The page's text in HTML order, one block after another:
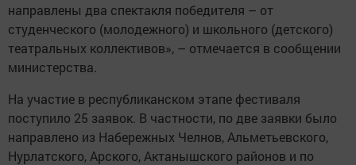
направлены два спектакля победителя – от
студенческого (молодежного) и школьного (детского)
театральных коллективов», – отмечается в сообщении
министерства.
На участие в республиканском этапе фестиваля
поступило 25 заявок. В частности, по две заявки было
направлено из Набережных Челнов, Альметьевского,
Нурлатского, Арского, Актанышского районов и по